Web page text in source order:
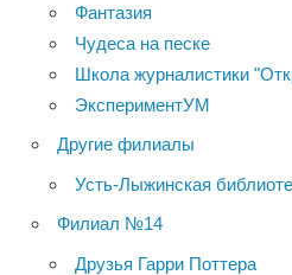
Фантазия
Чудеса на песке
Школа журналистики
ЭкспериментУМ
Другие филиалы
Усть-Лыжинская
Филиал №14
Друзья Гарри Поттера